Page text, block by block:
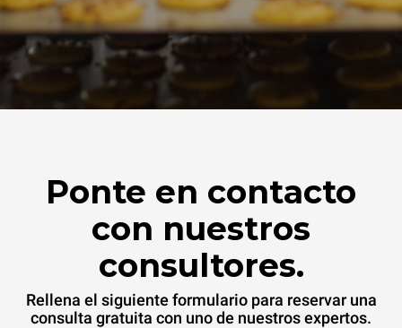
Ponte en contacto
con nuestros
consultores.
Rellena el siguiente formulario para reservar una
consulta gratuita con uno de nuestros expertos.